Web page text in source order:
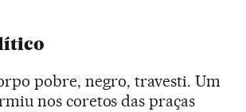
pobre, negro, travesti. Um
nos coretos das praças